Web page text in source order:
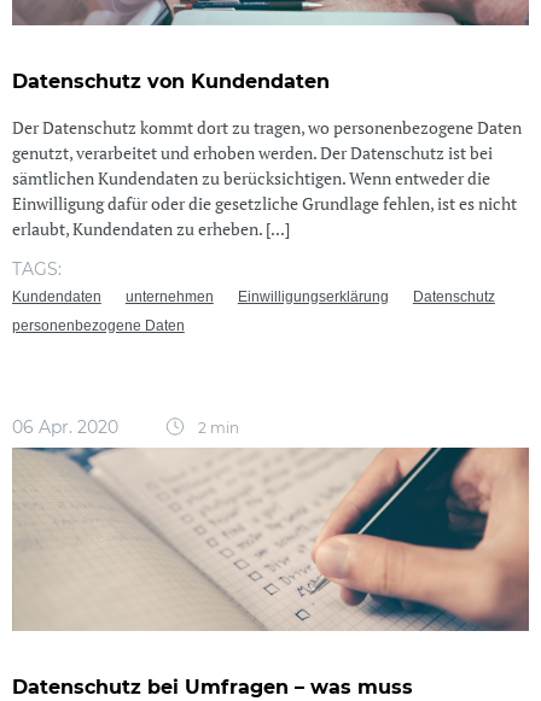
Datenschutz von Kundendaten
Der Datenschutz kommt dort zu tragen, wo personenbezogene Daten
genutzt, verarbeitet und erhoben werden. Der Datenschutz ist bei
sämtlichen Kundendaten zu berücksichtigen. Wenn entweder die
Einwilligung dafür oder die gesetzliche Grundlage fehlen, ist es nicht
erlaubt, Kundendaten zu erheben. [...]
TAGS:
Kundendaten unternehmen Einwilligungserklärung
Datenschutz
personenbezogene Daten
06 Apr. 2020 2 min
Datenschutz bei Umfragen – was muss